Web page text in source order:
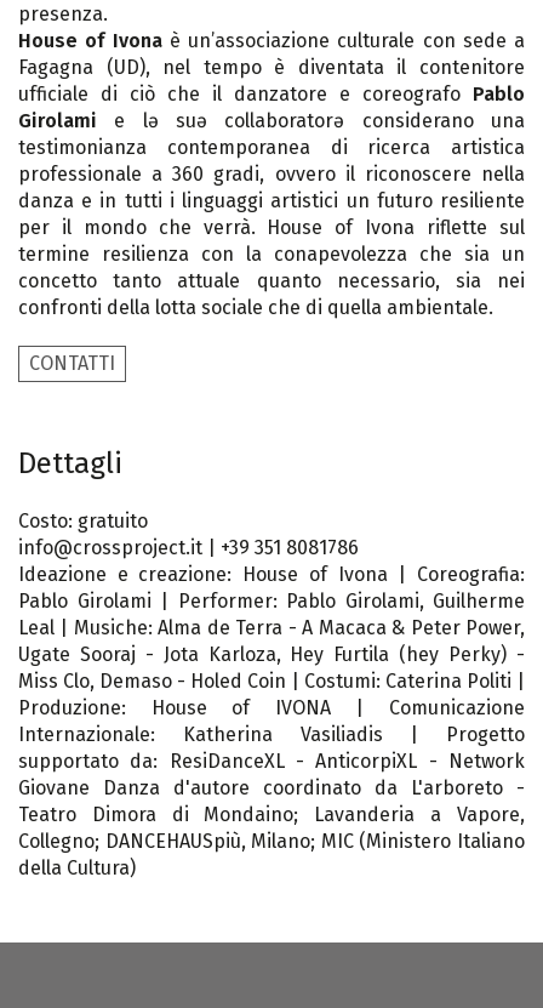
presenza.
House of Ivonaè un’associazione culturale con sede a
Fagagna (UD), nel tempo è diventata il contenitore
ufficiale di ciò che il danzatore e coreografo Pablo
Girolami e lə suə collaboratorə considerano una
testimonianza contemporanea di ricerca artistica
professionale a 360 gradi, ovvero il riconoscere nella
danza e in tutti i linguaggi artistici un futuro resiliente
per il mondo che verrà. House of Ivona riflette sul
termine resilienza con la conapevolezza che sia un
concetto tanto attuale quanto necessario, sia nei
confronti della lotta sociale che di quella ambientale.
CONTATTI
Dettagli
Costo: gratuito
info@crossproject.it | +39 351 8081786
Ideazione e creazione: House of Ivona | Coreografia:
Pablo Girolami | Performer: Pablo Girolami, Guilherme
Leal | Musiche: Alma de Terra - A Macaca & Peter Power,
Ugate Sooraj - Jota Karloza, Hey Furtila (hey Perky) -
Miss Clo, Demaso - Holed Coin | Costumi: Caterina Politi |
Produzione: House of IVONA | Comunicazione
Internazionale: Katherina Vasiliadis | Progetto
supportato da: ResiDanceXL - AnticorpiXL - Network
Giovane Danza d'autore coordinato da L'arboreto -
Teatro Dimora di Mondaino; Lavanderia a Vapore,
Collegno; DANCEHAUSpiù, Milano; MIC (Ministero Italiano
della Cultura)